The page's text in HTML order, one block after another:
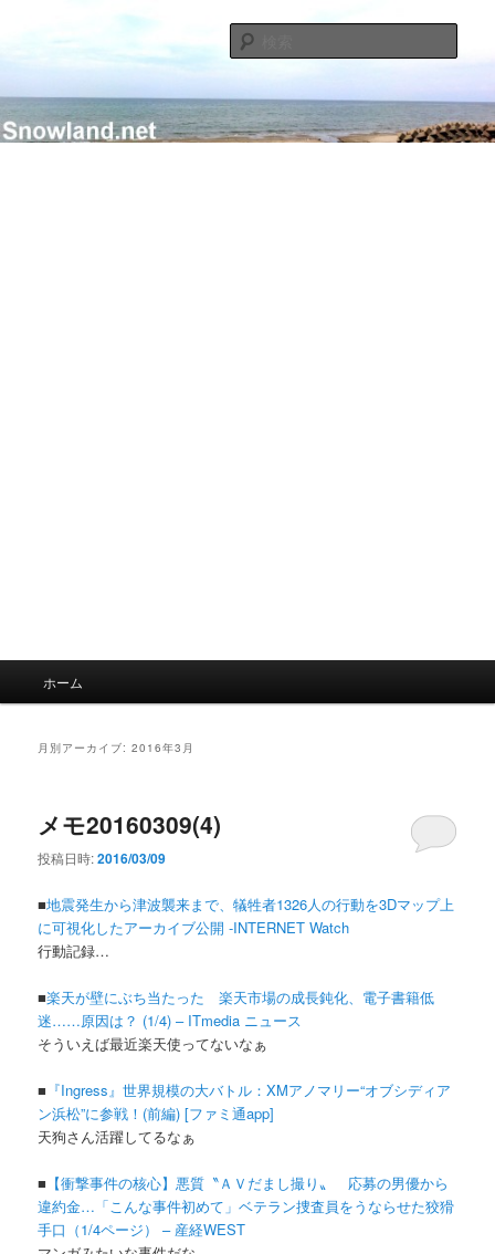
ン
テ
テ
ン
Nacky – Snowland.net
索
ホーム
月別アーカイブ:2016年3月
メモ20160309(4)
投稿日時:2016/03/09
■地震発生から津波襲来まで、犠牲者1326人の行動を3Dマップ上
に可視化したアーカイブ公開 -INTERNET Watch
行動記録…
■楽天が壁にぶち当たった 楽天市場の成長鈍化、電子書籍低
迷……原因は？ (1/4) – ITmedia ニュース
そういえば最近楽天使ってないなぁ
■ 『Ingress』世界規模の大バトル：XMアノマリー“オブシディア
ン浜松”に参戦！(前編) [ファミ通app]
天狗さん活躍してるなぁ
■ 【衝撃事件の核心】悪質〝ＡＶだまし撮り〟 応募の男優から
違約金…「こんな事件初めて」ベテラン捜査員をうならせた狡猾
手口（1/4ページ） – 産経WEST